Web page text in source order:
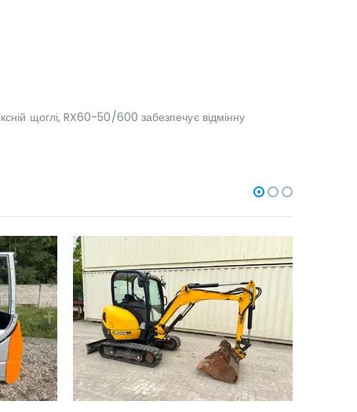
щоглі, RX60-50/600 забезпечує відмінну